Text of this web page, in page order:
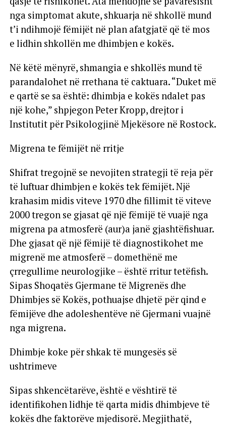
nga simptomat akute, shkuarja në shkollë mund
t’i ndihmojë fëmijët në plan afatgjatë që të mos
e lidhin shkollën me dhimbjen e kokës.
Në këtë mënyrë, shmangia e shkollës mund të
parandalohet në rrethana të caktuara. “Duket më
e qartë se sa është: dhimbja e kokës ndalet pas
një kohe,” shpjegon Peter Kropp, drejtor i
Institutit për Psikologjinë Mjekësore në Rostock.
Migrena te fëmijët në rritje
Shifrat tregojnë se nevojiten strategji të reja për
të luftuar dhimbjen e kokës tek fëmijët. Një
krahasim midis viteve 1970 dhe fillimit të viteve
2000 tregon se gjasat që një fëmijë të vuajë nga
migrena pa atmosferë (aur)a janë gjashtëfishuar.
Dhe gjasat që një fëmijë të diagnostikohet me
migrenë me atmosferë – domethënë me
çrregullime neurologjike – është rritur tetëfish.
Sipas Shoqatës Gjermane të Migrenës dhe
Dhimbjes së Kokës, pothuajse dhjetë për qind e
fëmijëve dhe adoleshentëve në Gjermani vuajnë
nga migrena.
Dhimbje koke për shkak të mungesës së
ushtrimeve
Sipas shkencëtarëve, është e vështirë të
identifikohen lidhje të qarta midis dhimbjeve të
kokës dhe faktorëve mjedisorë. Megjithatë,